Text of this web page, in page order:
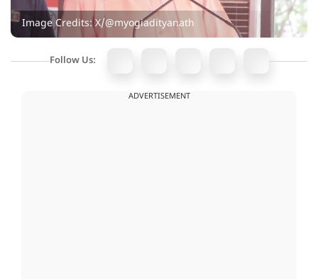
Image Credits: X/@myogiadityanath
Follow Us:
ADVERTISEMENT